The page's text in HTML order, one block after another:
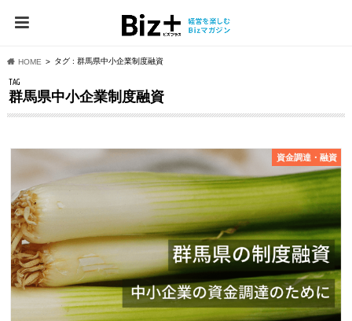
HOME タグ : 群馬県中小企業制度融資
TAG
群馬県中小企業制度融資
資⾦調達・融資